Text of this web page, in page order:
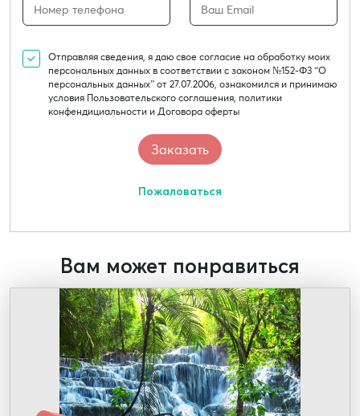
Отправляя сведения, я даю свое согласие на обработку моих
персональных данных в соответствии с законом №152-Ф3 “О
персональных данных” от 27.07.2006, ознакомился и принимаю
условия Пользовательского соглашения, политики
конфендициальности и Договора оферты
Пожаловаться
Вам может понравиться